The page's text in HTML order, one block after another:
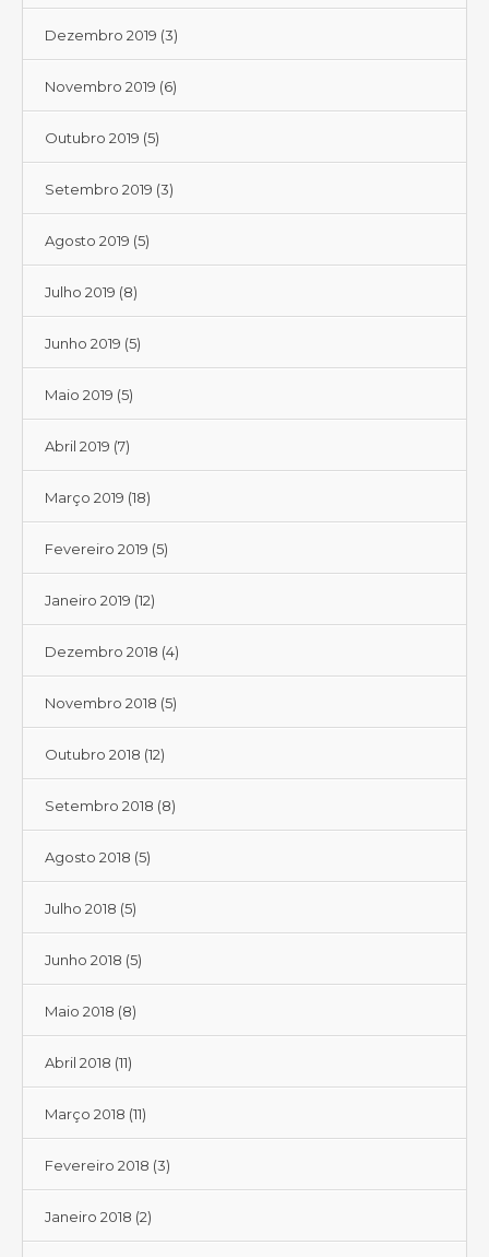
Dezembro 2019 (3)
Novembro 2019 (6)
Outubro 2019 (5)
Setembro 2019 (3)
Agosto 2019 (5)
Julho 2019 (8)
Junho 2019 (5)
Maio 2019 (5)
Abril 2019 (7)
Março 2019 (18)
Fevereiro 2019 (5)
Janeiro 2019 (12)
Dezembro 2018 (4)
Novembro 2018 (5)
Outubro 2018 (12)
Setembro 2018 (8)
Agosto 2018 (5)
Julho 2018 (5)
Junho 2018 (5)
Maio 2018 (8)
Abril 2018 (11)
Março 2018 (11)
Fevereiro 2018 (3)
Janeiro 2018 (2)